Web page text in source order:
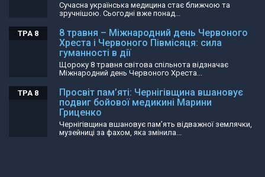
Сучасна українська медицина стає ближчою та
зручнішою. Сьогодні вже понад...
8 травня – Міжнародний день Червоного
Хреста і Червоного Півмісяця: сила
гуманності в дії
ТРА 8
Щороку 8 травня світова спільнота відзначає
Міжнародний день Червоного Хреста...
Просвіт пам’яті: Чернігівщина вшановує
подвиг бойової медикині Марини
Гриценко
ТРА 8
Чернігівщина вшановує пам’ять відважної землячки,
музейниці за фахом, яка змінила...